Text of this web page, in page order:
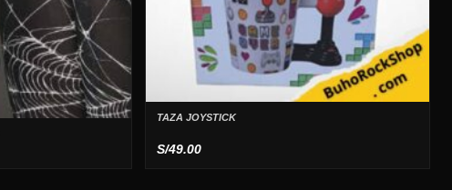
TAZA JOYSTICK
S/49.00